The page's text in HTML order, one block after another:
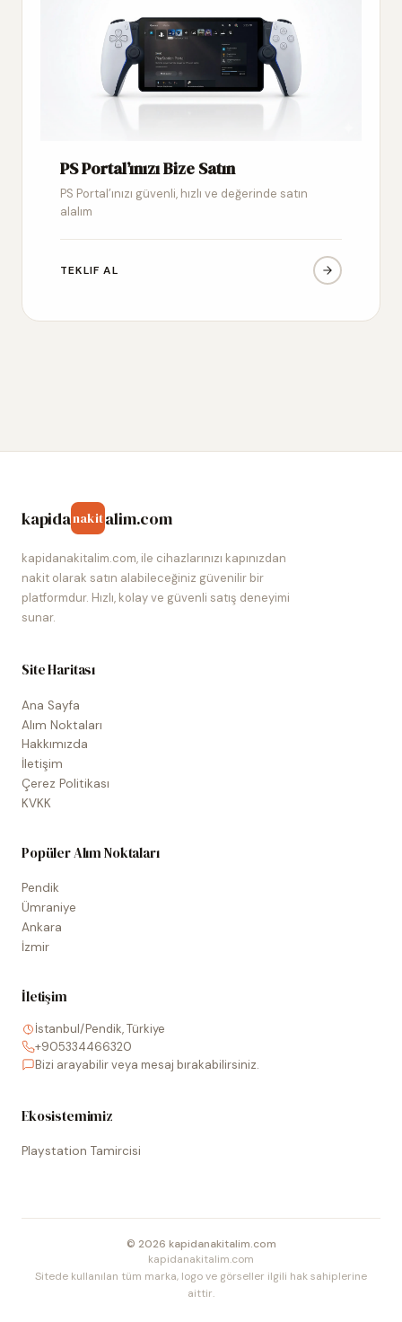
PS Portal’ınızı Bize Satın
PS Portal’ınızı güvenli, hızlı ve değerinde satın
alalım
TEKLIF AL
kapidanakitalim.com
kapidanakitalim.com, ile cihazlarınızı kapınızdan
nakit olarak satın alabileceğiniz güvenilir bir
platformdur. Hızlı, kolay ve güvenli satış deneyimi
sunar.
Site Haritası
Ana Sayfa
Alım Noktaları
Hakkımızda
İletişim
Çerez Politikası
KVKK
Popüler Alım Noktaları
Pendik
Ümraniye
Ankara
İzmir
İletişim
İstanbul/Pendik, Türkiye
+905334466320
Bizi arayabilir veya mesaj bırakabilirsiniz.
Ekosistemimiz
Playstation Tamircisi
© 2026 kapidanakitalim.com
kapidanakitalim.com
Sitede kullanılan tüm marka, logo ve görseller ilgili hak sahiplerine
aittir.